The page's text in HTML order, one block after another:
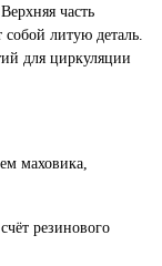
часть
литую деталь.
для циркуляции
маховика,
резинового